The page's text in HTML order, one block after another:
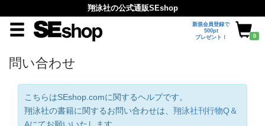
翔泳社の公式通販SEshop
新規会員登録で
500pt
プレゼント！
0
問い合わせ
こちらはSEshop.comに関するヘルプです。
翔泳社の書籍に関するお問い合わせは、 翔泳社刊行物Q＆